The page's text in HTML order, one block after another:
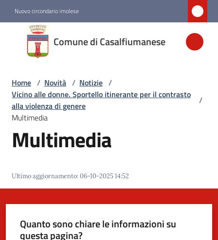
Nuovo circondario imolese
Comune di Casalfiumanese
Comune di
Casalfiumanese
Amministrazione
Novità
Vivere
Casalfiumanese
Home / Novità / Notizie /
Vicino alle donne. Sportello itinerante per il contrasto
alla violenza di genere
/
Multimedia
Multimedia
Ultimo aggiornamento:06-10-2025 14:52
Quanto sono chiare le informazioni su
questa pagina?